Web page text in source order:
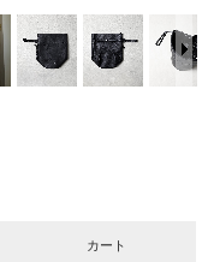
カート